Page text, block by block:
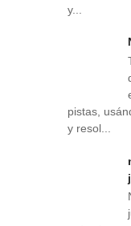
y...
pistas,
y resol...